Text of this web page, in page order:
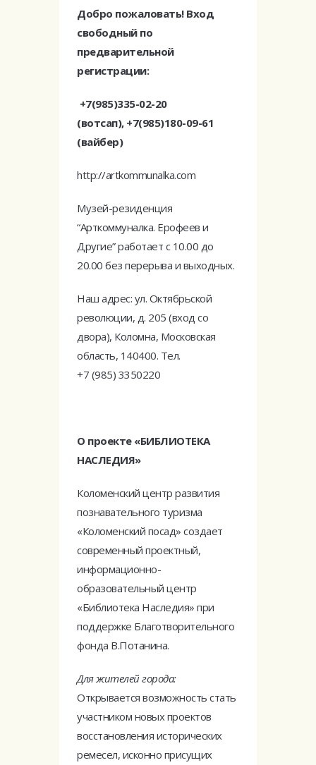
Добро пожаловать! Вход
свободный по
предварительной
регистрации:
+7(985)335-02-20
(вотсап), +7(985)180-09-61
(вайбер)
http://artkommunalka.com
Музей-резиденция
“Арткоммуналка. Ерофеев и
Другие” работает с 10.00 до
20.00 без перерыва и выходных.
Наш адрес: ул. Октябрьской
революции, д. 205 (вход со
двора), Коломна, Московская
область, 140400. Тел.
+7 (985) 3350220
О проекте «БИБЛИОТЕКА
НАСЛЕДИЯ»
Коломенский центр развития
познавательного туризма
«Коломенский посад» создает
современный проектный,
информационно-
образовательный центр
«Библиотека Наследия» при
поддержке Благотворительного
фонда В.Потанина.
Для жителей города:
Открывается возможность стать
участником новых проектов
восстановления исторических
ремесел, исконно присущих